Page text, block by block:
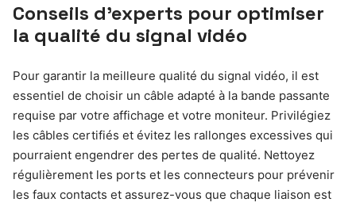
Conseils d’experts pour optimiser
la qualité du signal vidéo
Pour garantir la meilleure qualité du signal vidéo, il est
essentiel de choisir un câble adapté à la bande passante
requise par votre affichage et votre moniteur. Privilégiez
les câbles certifiés et évitez les rallonges excessives qui
pourraient engendrer des pertes de qualité. Nettoyez
régulièrement les ports et les connecteurs pour prévenir
les faux contacts et assurez-vous que chaque liaison est